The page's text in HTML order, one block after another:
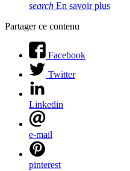
search En savoir plus
Partager ce contenu
Facebook
Twitter
Linkedin
e-mail
pinterest